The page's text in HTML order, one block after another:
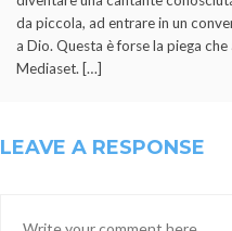
da piccola, ad entrare in un
a Dio. Questa è forse la piega
Mediaset. […]
LEAVE A RESPONSE